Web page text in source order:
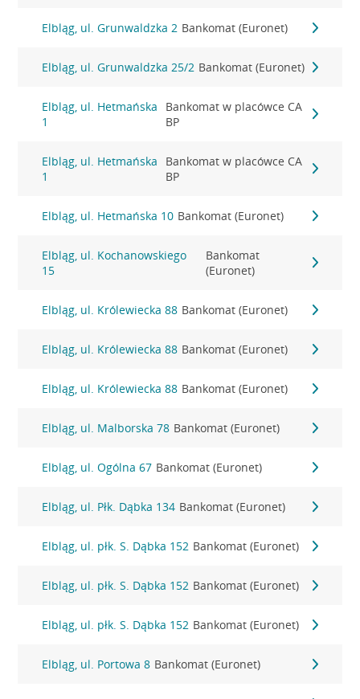
Elbląg, ul. Grunwaldzka 2 Bankomat (Euronet)
Elbląg, ul. Grunwaldzka 25/2 Bankomat (Euronet)
Elbląg, ul. Hetmańska
1
Bankomat w placówce CA
BP
Elbląg, ul. Hetmańska
1
Bankomat w placówce CA
BP
Elbląg, ul. Hetmańska 10 Bankomat (Euronet)
Elbląg, ul. Kochanowskiego
15
Bankomat
(Euronet)
Elbląg, ul. Królewiecka 88 Bankomat (Euronet)
Elbląg, ul. Królewiecka 88 Bankomat (Euronet)
Elbląg, ul. Królewiecka 88 Bankomat (Euronet)
Elbląg, ul. Malborska 78 Bankomat (Euronet)
Elbląg, ul. Ogólna 67 Bankomat (Euronet)
Elbląg, ul. Płk. Dąbka 134 Bankomat (Euronet)
Elbląg, ul. płk. S. Dąbka 152 Bankomat (Euronet)
Elbląg, ul. płk. S. Dąbka 152 Bankomat (Euronet)
Elbląg, ul. płk. S. Dąbka 152 Bankomat (Euronet)
Elbląg, ul. Portowa 8 Bankomat (Euronet)